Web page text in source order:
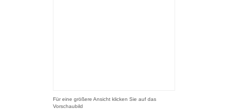
Für eine größere Ansicht klicken Sie auf das
Vorschaubild